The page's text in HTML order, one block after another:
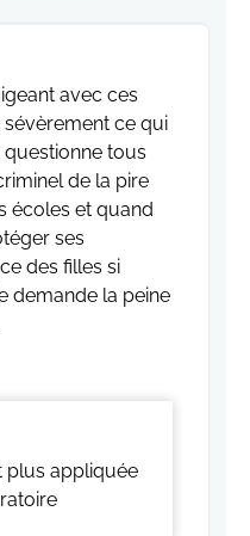
avec ces
ce qui
tous
de la pire
écoles et quand
ses
des filles si
demande la peine
plus appliquée